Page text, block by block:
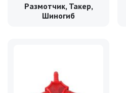
Размотчик, Такер,
Шиногиб